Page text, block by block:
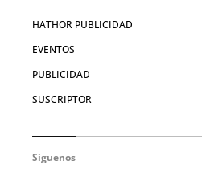
HATHOR PUBLICIDAD
EVENTOS
PUBLICIDAD
SUSCRIPTOR
Síguenos